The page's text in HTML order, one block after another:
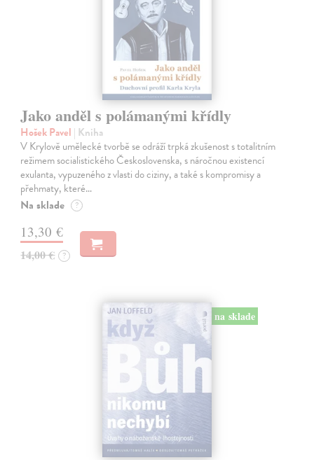
Jako anděl s polámanými křídly
Hošek Pavel | Kniha
V Krylově umělecké tvorbě se odráží trpká zkušenost s totalitním
režimem socialistického Československa, s náročnou existencí
exulanta, vypuzeného z vlasti do ciziny, a také s kompromisy a
přehmaty, které…
Na sklade ?
13,30 €
14,00 € ?
na sklade